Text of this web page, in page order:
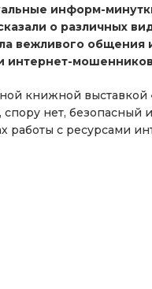
информ-
о различных
вежливого общения
интернет-
книжной выставкой
нет, безопасный
работы с ресурсами